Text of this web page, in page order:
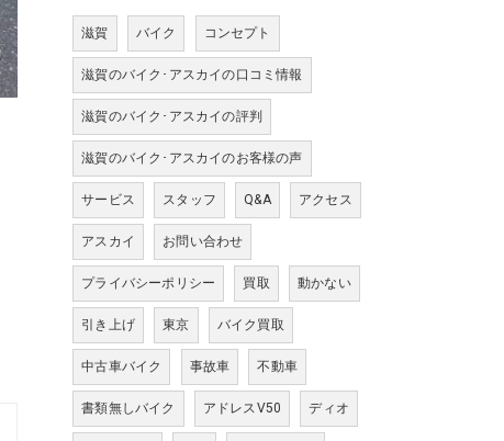
滋賀 バイク コンセプト
滋賀のバイク･アスカイの口コミ情報
滋賀のバイク･アスカイの評判
滋賀のバイク･アスカイのお客様の声
サービス スタッフ Q&A アクセス
アスカイ お問い合わせ
プライバシーポリシー 買取 動かない
引き上げ 東京 バイク買取
中古車バイク 事故車 不動車
書類無しバイク アドレスV50 ディオ